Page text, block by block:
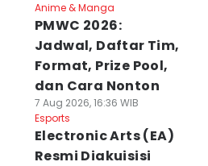
Anime & Manga
PMWC 2026:
Jadwal, Daftar Tim,
Format, Prize Pool,
dan Cara Nonton
7 Aug 2026, 16:36 WIB
Esports
Electronic Arts (EA)
Resmi Diakuisisi